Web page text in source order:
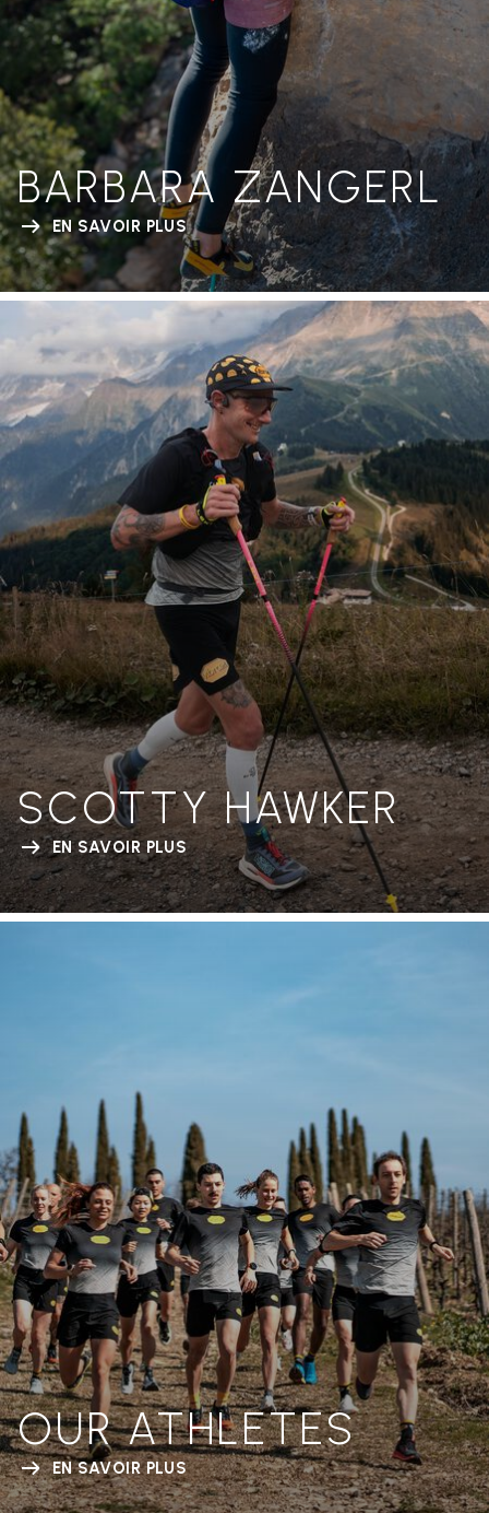
BARBARA ZANGERL
EN SAVOIR PLUS
SCOTTY HAWKER
EN SAVOIR PLUS
OUR ATHLETES
EN SAVOIR PLUS